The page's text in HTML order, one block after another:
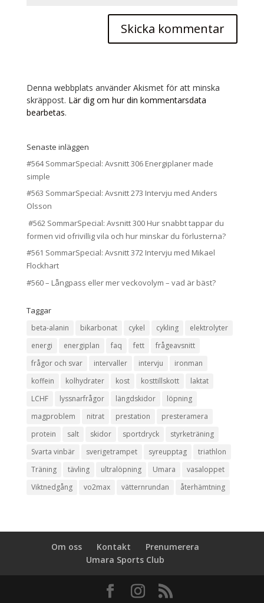
Denna webbplats använder Akismet för att minska
skräppost. Lär dig om hur din kommentarsdata
bearbetas.
Senaste inläggen
#564 SommarSpecial: Avsnitt 306 Energiplaner made
simple
#563 SommarSpecial: Avsnitt 273 Intervju med Anders
Olsson
#562 SommarSpecial: Avsnitt 300 Hur snabbt tappar du
formen vid ofrivillig vila och hur minskar du förlusterna?
#561 SommarSpecial: Avsnitt 372 Intervju med Mikael
Flockhart
#560 – Långpass eller mer veckovolym – vad är bäst?
Taggar
beta-alanin bikarbonat cykel cykling
elektrolyter
energi
energiplan faq fett
frågeavsnitt
frågor och svar
intervaller intervju
ironman
koffein
kolhydrater kost kosttillskott
laktat
LCHF
lyssnarfrågor längdskidor
löpning
magproblem
nitrat prestation
presteramera
protein
salt skidor sportdryck
styrketräning
Svarta vinbär
sverigetrampet syreupptag
triathlon
Träning
tävling ultralöpning Umara
vasaloppet
Viktnedgång
vo2max vätternrundan återhämtning
Om oss Kontakt
Prenumerera
Umara Sports Club